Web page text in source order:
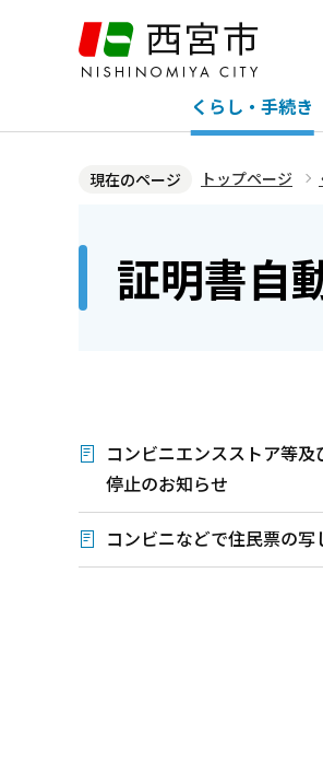
ジ
くらし・手続き
現在のページ トップページ
証明書自
コンビニエンスストア等
停止のお知らせ
コンビニなどで住民票の写